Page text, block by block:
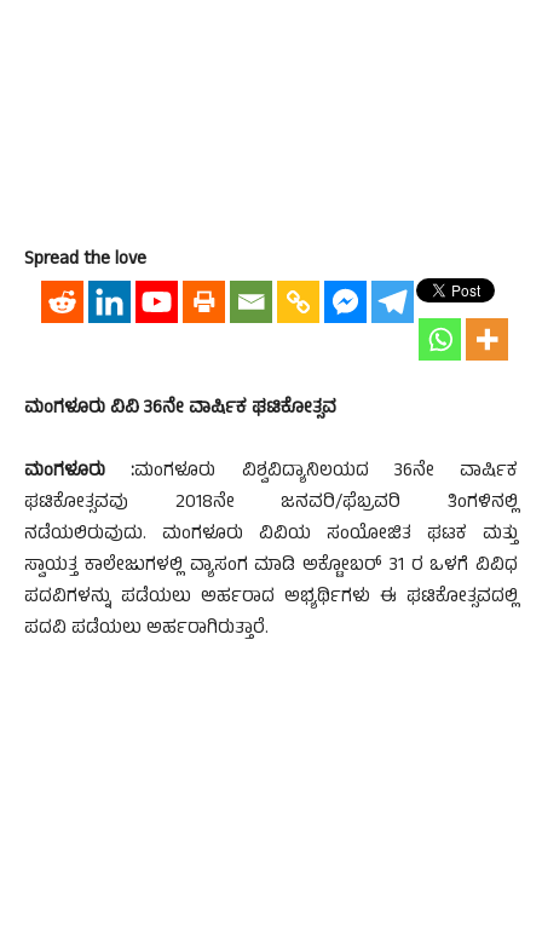
Spread the love
ಮಂಗಳೂರು ವಿವಿ 36ನೇ ವಾರ್ಷಿಕ ಘಟಿಕೋತ್ಸವ
ಮಂಗಳೂರು :ಮಂಗಳೂರು ವಿಶ್ವವಿದ್ಯಾನಿಲಯದ 36ನೇ ವಾರ್ಷಿಕ
ಘಟಿಕೋತ್ಸವವು 2018ನೇ ಜನವರಿ/ಫೆಬ್ರವರಿ ತಿಂಗಳಿನಲ್ಲಿ
ನಡೆಯಲಿರುವುದು. ಮಂಗಳೂರು ವಿವಿಯ ಸಂಯೋಜಿತ ಘಟಕ ಮತ್ತು
ಸ್ವಾಯತ್ತ ಕಾಲೇಜುಗಳಲ್ಲಿ ವ್ಯಾಸಂಗ ಮಾಡಿ ಅಕ್ಟೋಬರ್ 31 ರ ಒಳಗೆ ವಿವಿಧ
ಪದವಿಗಳನ್ನು ಪಡೆಯಲು ಅರ್ಹರಾದ ಅಭ್ಯರ್ಥಿಗಳು ಈ ಘಟಿಕೋತ್ಸವದಲ್ಲಿ
ಪದವಿ ಪಡೆಯಲು ಅರ್ಹರಾಗಿರುತ್ತಾರೆ.